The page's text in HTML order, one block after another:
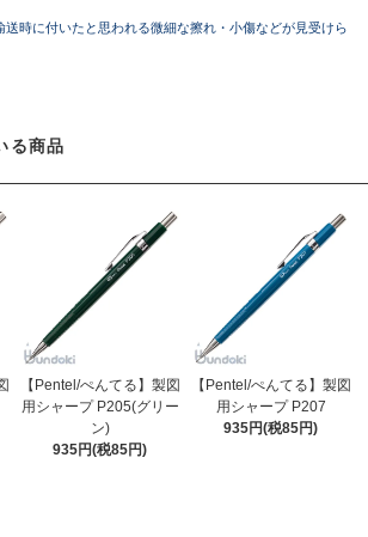
送時に付いたと思われる微細な擦れ・小傷などが見受けら
る商品
【Pentel/ぺんてる】製図
用シャープ P205(グリー
ン)
935円(税85円)
【Pentel/ぺんてる】製図
用シャープ P207
935円(税85円)